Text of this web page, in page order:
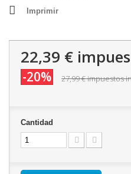
Imprimir
22,39 €
-20% 27,99 €impuestos
Cantidad